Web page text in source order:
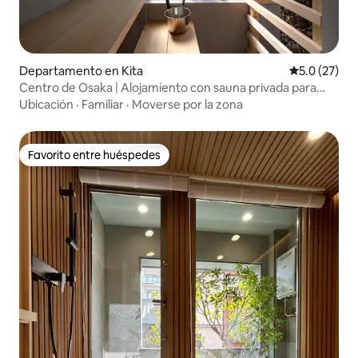
Departamento en Kita Calificación
5.0 (27)
Centro de Osaka | Alojamiento con sauna privada para
hasta 7 personas
Ubicación · Familiar · Moverse por la zona
Favorito entre huéspedes
Favorito entre huéspedes